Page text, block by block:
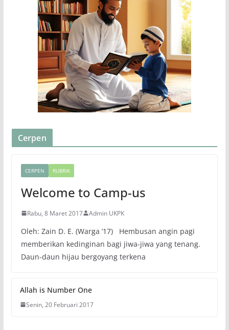
Cerpen
CERPEN RUBRIK
Welcome to Camp-us
Rabu, 8 Maret 2017 Admin UKPK
Oleh: Zain D. E. (Warga ’17) Hembusan angin pagi
memberikan kedinginan bagi jiwa-jiwa yang tenang.
Daun-daun hijau bergoyang terkena
Allah is Number One
Senin, 20 Februari 2017